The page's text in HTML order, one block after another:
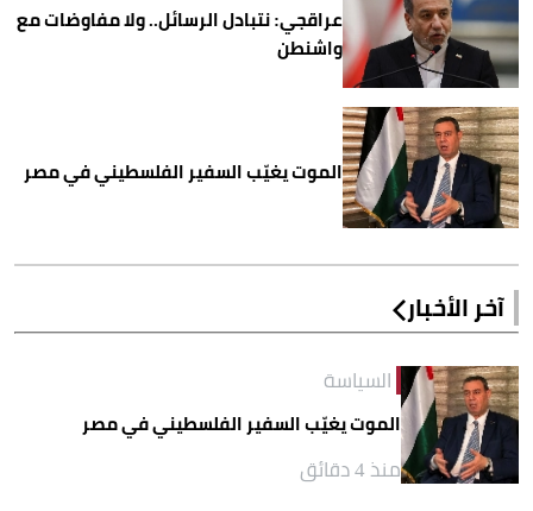
عراقجي: نتبادل الرسائل.. ولا مفاوضات مع
واشنطن
الموت يغيّب السفير الفلسطيني في مصر
آخر الأخبار
السياسة
الموت يغيّب السفير الفلسطيني في مصر
منذ 4 دقائق